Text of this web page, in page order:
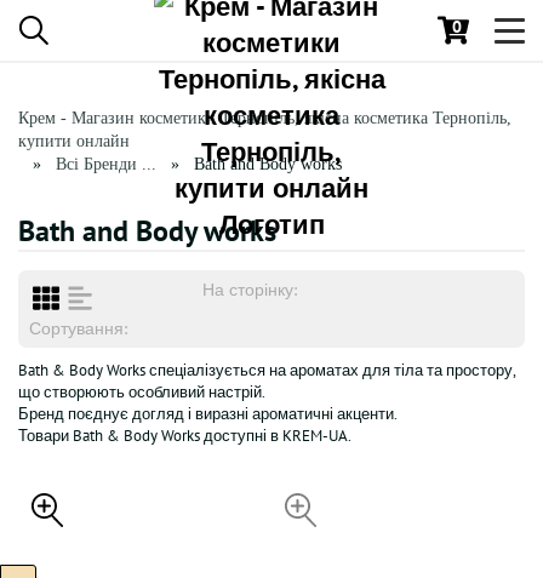
0
Крем - Магазин косметики Тернопіль, якісна косметика Тернопіль,
купити онлайн
Всі Бренди ...
Bath and Body works
Bath and Body works
На сторінку:
Сортування:
Bath & Body Works спеціалізується на ароматах для тіла та простору,
що створюють особливий настрій.
Бренд поєднує догляд і виразні ароматичні акценти.
Товари Bath & Body Works доступні в KREM-UA.